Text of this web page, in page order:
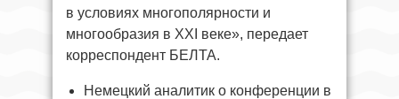
в условиях многополярности и
многообразия в XXI веке», передает
корреспондент БЕЛТА.
Немецкий аналитик о конференции в